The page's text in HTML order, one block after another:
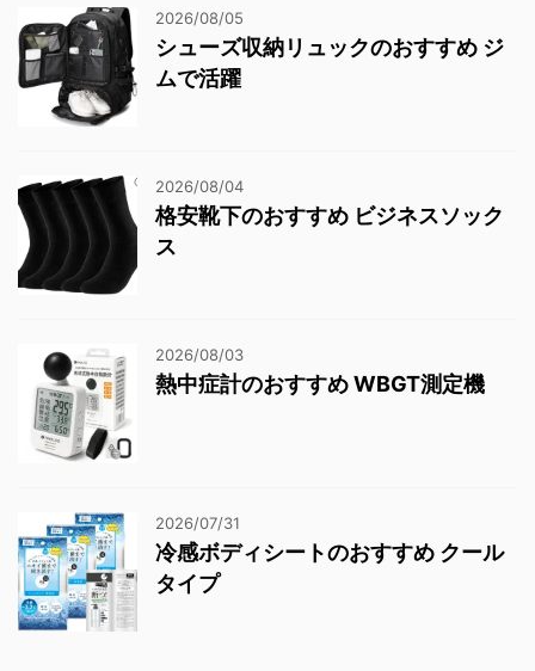
2026/08/05
シューズ収納リュックのおすすめ ジ
ムで活躍
2026/08/04
格安靴下のおすすめ ビジネスソック
ス
2026/08/03
熱中症計のおすすめ WBGT測定機
2026/07/31
冷感ボディシートのおすすめ クール
タイプ